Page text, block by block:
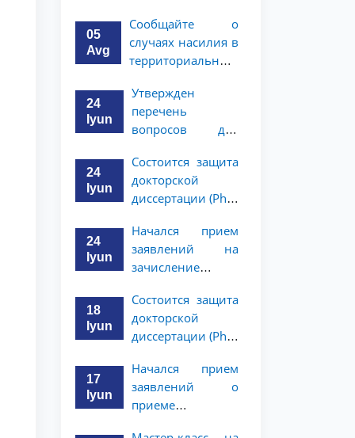
05
Avg
Сообщайте о
случаях насилия в
территориальные
Национального
агентства
социальной
24
Iyun
Утвержден
перечень
вопросов для
собеседования с
выпускниками
академического
получившими
рекомендации
24
Iyun
Состоится защита
докторской
диссертации (PhD)
Мадримова
24
Iyun
Начался прием
заявлений на
зачисление
академического
лицея, имеющих
рекомендации на
бакалавриате
ТГЮУ
18
Iyun
Состоится защита
докторской
диссертации (PhD)
Рахмонова
17
Iyun
Начался прием
заявлений о
приеме